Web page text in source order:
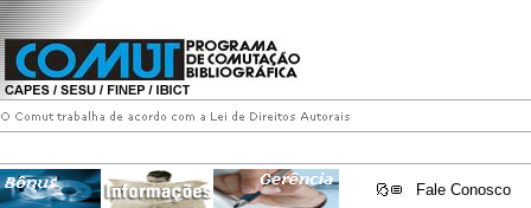
Fale Conosco